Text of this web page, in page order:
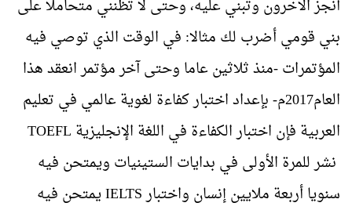
أنجز الآخرون وتبني عليه، وحتى لا تظنني متحاملا على
بني قومي أضرب لك مثالا: في الوقت الذي توصي فيه
المؤتمرات -منذ ثلاثين عاما وحتى آخر مؤتمر انعقد هذا
العام2017م- بإعداد اختبار كفاءة لغوية عالمي في تعليم
العربية فإن اختبار الكفاءة في اللغة الإنجليزية TOEFL
نشر للمرة الأولى في بدايات الستينيات ويمتحن فيه
سنويا أربعة ملايين إنسان واختبارIELTSيمتحن فيه